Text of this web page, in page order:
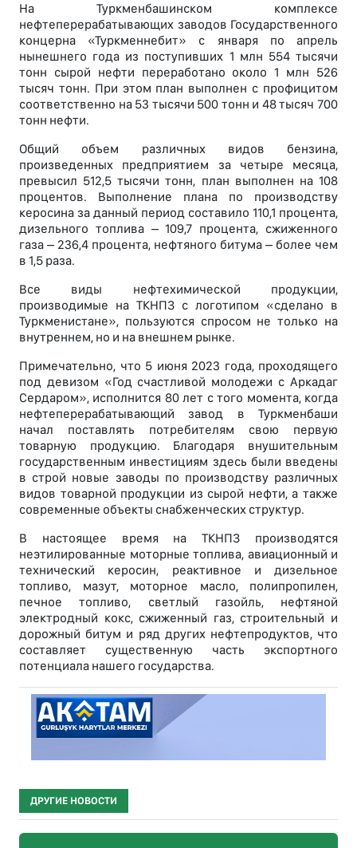
На Туркменбашинском комплексе
нефтеперерабатывающих заводов Государственного
концерна «Туркменнебит» с января по апрель
нынешнего года из поступивших 1 млн 554 тысячи
тонн сырой нефти переработано около 1 млн 526
тысяч тонн. При этом план выполнен с профицитом
соответственно на 53 тысячи 500 тонн и 48 тысяч 700
тонн нефти.
Общий объем различных видов бензина,
произведенных предприятием за четыре месяца,
превысил 512,5 тысячи тонн, план выполнен на 108
процентов. Выполнение плана по производству
керосина за данный период составило 110,1 процента,
дизельного топлива – 109,7 процента, сжиженного
газа – 236,4 процента, нефтяного битума – более чем
в 1,5 раза.
Все виды нефтехимической продукции,
производимые на ТКНПЗ с логотипом «сделано в
Туркменистане», пользуются спросом не только на
внутреннем, но и на внешнем рынке.
Примечательно, что 5 июня 2023 года, проходящего
под девизом «Год счастливой молодежи с Аркадаг
Сердаром», исполнится 80 лет с того момента, когда
нефтеперерабатывающий завод в Туркменбаши
начал поставлять потребителям свою первую
товарную продукцию. Благодаря внушительным
государственным инвестициям здесь были введены
в строй новые заводы по производству различных
видов товарной продукции из сырой нефти, а также
современные объекты снабженческих структур.
В настоящее время на ТКНПЗ производятся
неэтилированные моторные топлива, авиационный и
технический керосин, реактивное и дизельное
топливо, мазут, моторное масло, полипропилен,
печное топливо, светлый газойль, нефтяной
электродный кокс, сжиженный газ, строительный и
дорожный битум и ряд других нефтепродуктов, что
составляет существенную часть экспортного
потенциала нашего государства.
ДРУГИЕ НОВОСТИ